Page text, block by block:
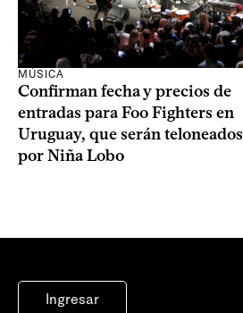
MÚSICA
Confirman fecha y precios de
entradas para Foo Fighters en
Uruguay, que serán teloneados
por Niña Lobo
Ingresar